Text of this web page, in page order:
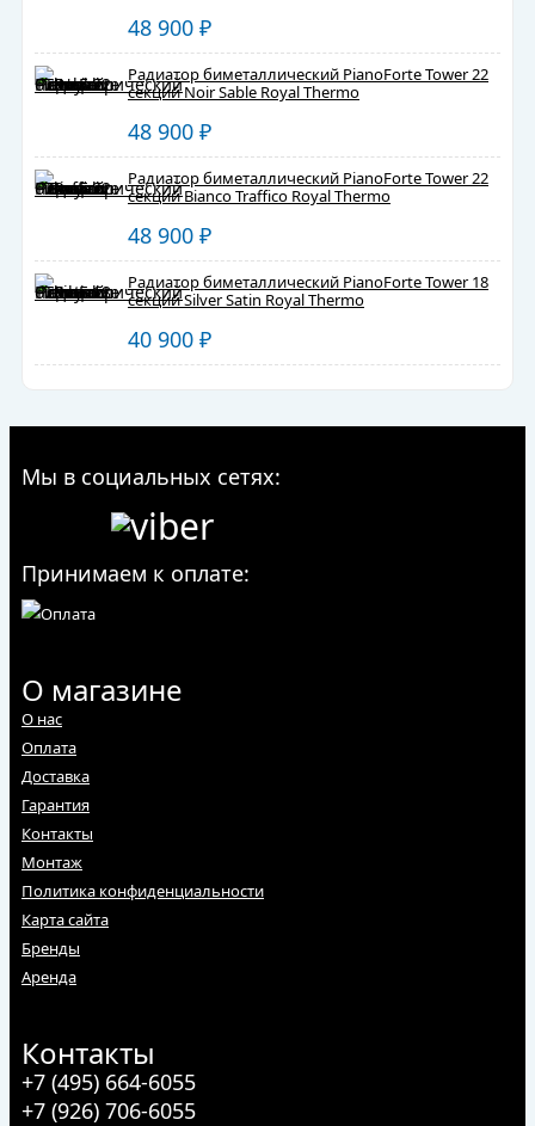
48 900 ₽
Радиатор биметаллический PianoForte Tower 22
секций Noir Sable Royal Thermo
48 900 ₽
Радиатор биметаллический PianoForte Tower 22
секций Bianco Traffico Royal Thermo
48 900 ₽
Радиатор биметаллический PianoForte Tower 18
секций Silver Satin Royal Thermo
40 900 ₽
Мы в социальных сетях:
Принимаем к оплате:
О магазине
О нас
Оплата
Доставка
Гарантия
Контакты
Монтаж
Политика конфиденциальности
Карта сайта
Бренды
Аренда
Контакты
+7 (495) 664-6055
+7 (926) 706-6055